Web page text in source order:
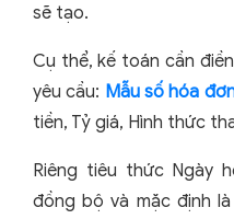
sẽ tạo.
Cụ thể, kế toán cần
yêu cầu: Mẫu số hóa
tiền, Tỷ giá, Hình thức
Riêng tiêu thức Ngày
đồng bộ và mặc định